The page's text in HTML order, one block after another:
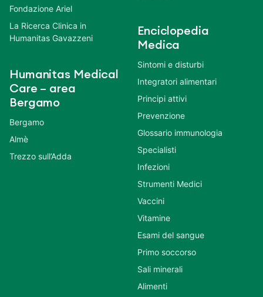
Fondazione Ariel
La Ricerca Clinica in
Humanitas Gavazzeni
Humanitas Medical
Care – area
Bergamo
Bergamo
Almè
Trezzo sull’Adda
Enciclopedia
Medica
Sintomi e disturbi
Integratori alimentari
Principi attivi
Prevenzione
Glossario immunologia
Specialisti
Infezioni
Strumenti Medici
Vaccini
Vitamine
Esami del sangue
Primo soccorso
Sali minerali
Alimenti